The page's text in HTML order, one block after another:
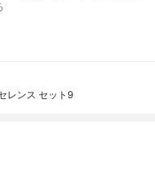
レンス セット9